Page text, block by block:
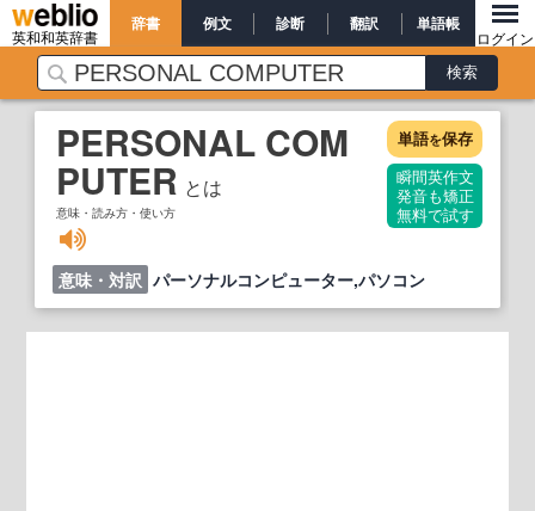
英和和英辞書
辞書 例文 診断 翻訳 単語帳
ログイン
PERSONAL COM
PUTER とは
意味・読み方・使い方
単語を保存
瞬間英作文
発音も矯正
無料で試す
意味・対訳 パーソナルコンピューター,パソコン